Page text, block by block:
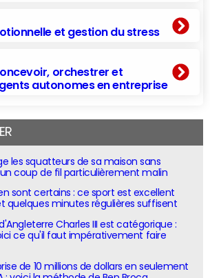
et gestion du stress
orchestrer et
autonomes en entreprise
les squatteurs de sa maison sans
coup de fil particulièrement malin
sont certains : ce sport est excellent
quelques minutes régulières suffisent
Charles III est catégorique :
ce qu'il faut impérativement faire
de 10 millions de dollars en seulement